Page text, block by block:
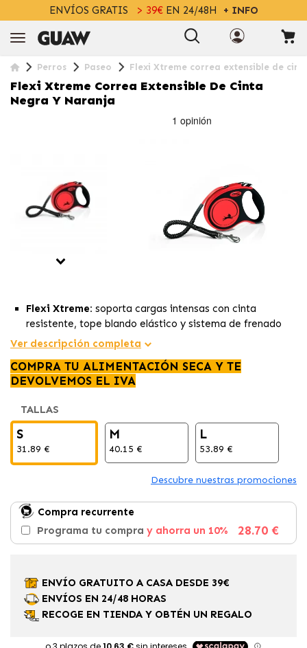
ENVÍOS GRATIS > 39€EN 24/48H + INFO
Perros Paseo Flexi Xtreme correa extensible de
Flexi Xtreme Correa Extensible De Cinta
Negra Y Naranja
Flexi Xtreme: soporta cargas intensas con cinta
resistente, tope blando elástico y sistema de frenado
cómodo.
Cinta extremadamente robusta para aventuras
extremas,ofreciendo seguridad y comodidad.
Variedad de tallas,desde S hasta L, garantizando
Ver descripción completa
COMPRA TU ALIMENTACIÓN SECA Y TE
DEVOLVEMOS EL IVA
TALLAS
S
31.89 €
M
40.15 €
L
53.89 €
Descubre nuestras promociones
Compra recurrente
Programa tu compra y ahorra un 10% 28.70 €
ENVÍO GRATUITO A CASA DESDE 39€
ENVÍOS EN 24/48 HORAS
RECOGE EN TIENDA Y OBTÉN UN REGALO